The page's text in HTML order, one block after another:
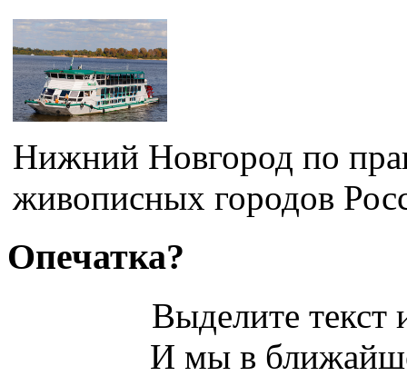
Нижний Новгород по
живописных городов
Опечатка?
Выделите
И мы в